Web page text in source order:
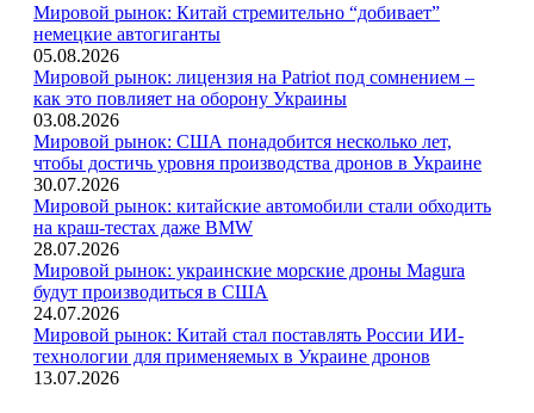
Мировой рынок: Китай стремительно “добивает”
немецкие автогиганты
05.08.2026
Мировой рынок: лицензия на Patriot под сомнением –
как это повлияет на оборону Украины
03.08.2026
Мировой рынок: США понадобится несколько лет,
чтобы достичь уровня производства дронов в Украине
30.07.2026
Мировой рынок: китайские автомобили стали обходить
на краш-тестах даже BMW
28.07.2026
Мировой рынок: украинские морские дроны Magura
будут производиться в США
24.07.2026
Мировой рынок: Китай стал поставлять России ИИ-
технологии для применяемых в Украине дронов
13.07.2026